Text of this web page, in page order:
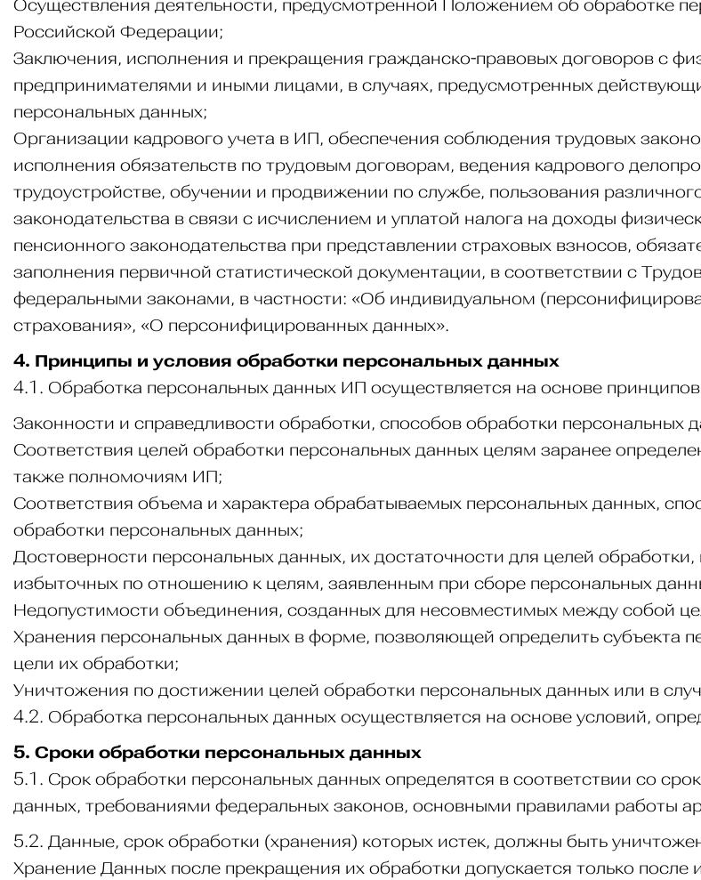
Осуществления деятельности, предусмотренной Положением об обработке
Российской Федерации;
Заключения, исполнения и прекращения гражданско-правовых договоров с
предпринимателями и иными лицами, в случаях, предусмотренных
персональных данных;
Организации кадрового учета в ИП, обеспечения соблюдения трудовых
исполнения обязательств по трудовым договорам, ведения кадрового
трудоустройстве, обучении и продвижении по службе, пользования
законодательства в связи с исчислением и уплатой налога на доходы
пенсионного законодательства при представлении страховых взносов,
заполнения первичной статистической документации, в соответствии с
федеральными законами, в частности: «Об индивидуальном
страхования», «О персонифицированных данных».
4. Принципы и условия обработки персональных данных
4.1. Обработка персональных данных ИП осуществляется на основе
Законности и справедливости обработки, способов обработки персональных
Соответствия целей обработки персональных данных целям заранее
также полномочиям ИП;
Соответствия объема и характера обрабатываемых персональных данных,
обработки персональных данных;
Достоверности персональных данных, их достаточности для целей
избыточных по отношению к целям, заявленным при сборе персональных
Недопустимости объединения, созданных для несовместимых между собой
Хранения персональных данных в форме, позволяющей определить субъекта
цели их обработки;
Уничтожения по достижении целей обработки персональных данных или в
4.2. Обработка персональных данных осуществляется на основе условий,
5. Сроки обработки персональных данных
5.1. Срок обработки персональных данных определятся в соответствии со
данных, требованиями федеральных законов, основными правилами работы
5.2. Данные, срок обработки (хранения) которых истек, должны быть
Хранение Данных после прекращения их обработки допускается только после